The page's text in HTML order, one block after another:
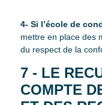
4- Si l’école de
mettre en place des
du respect de la
7 - LE
COMPTE